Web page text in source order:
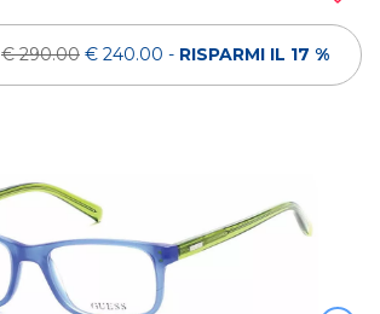
€ 290.00 € 240.00 - RISPARMI IL 17 %